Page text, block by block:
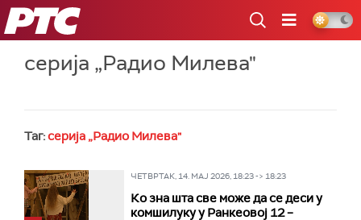
РТС
серија „Радио Милева"
Таг:серија „Радио Милева"
ЧЕТВРТАК, 14. МАЈ 2026, 18:23 -> 18:23
Ко зна шта све може да се деси у
комшилуку у Ранкеовој 12 –